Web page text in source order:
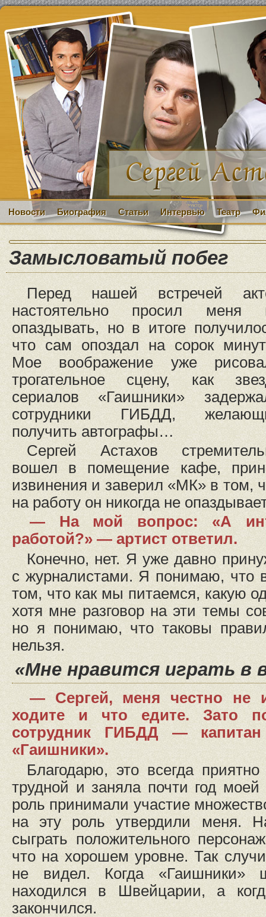
Новости Биография Статьи Интервью Театр
Замысловатый побег
Перед нашей встречей
настоятельно просил меня
опаздывать, но в итоге
что сам опоздал на сорок
Мое воображение уже
трогательное сцену, как
сериалов «Гаишники»
сотрудники ГИБДД,
получить автографы…
Сергей Астахов
вошел в помещение кафе,
извинения и заверил «МК» в том,
на работу он никогда не
— На мой вопрос: «А
работой?» — артист ответил.
Конечно, нет. Я уже давно
с журналистами. Я понимаю, что
том, что как мы питаемся, какую
хотя мне разговор на эти темы
но я понимаю, что таковы
нельзя.
«Мне нравится играть в
— Сергей, меня честно не
ходите и что едите. Зато
сотрудник ГИБДД —
«Гаишники».
Благодарю, это всегда
трудной и заняла почти год
роль принимали участие
на эту роль утвердили меня.
сыграть положительного
что на хорошем уровне. Так
не видел. Когда «Гаишники»
находился в Швейцарии, а
закончился.